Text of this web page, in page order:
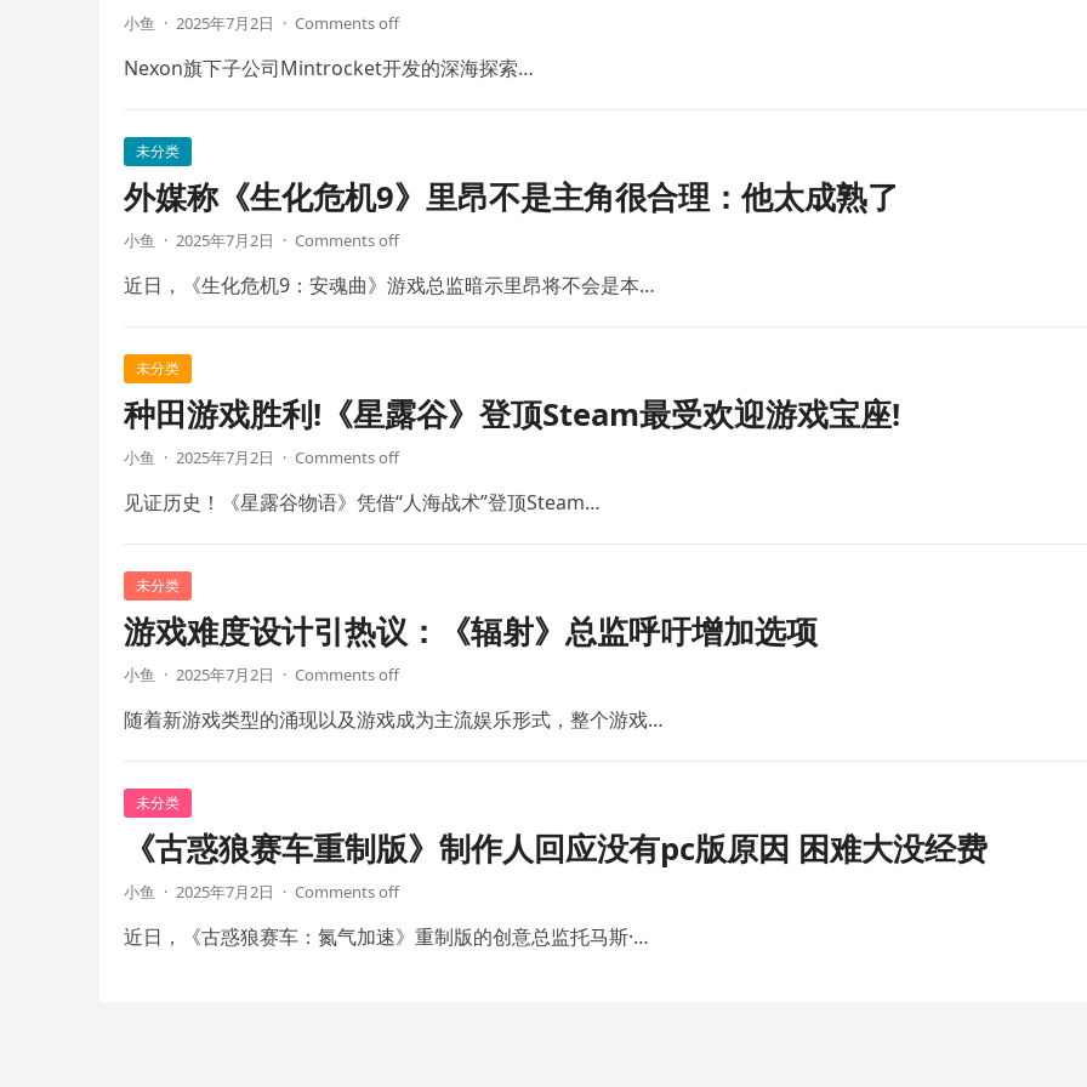
小鱼 · 2025年7月2日 · Comments off
Nexon旗下子公司Mintrocket开发的深海探索…
未分类
外媒称《生化危机9》里昂不是主角很合理：他太成熟了
小鱼 · 2025年7月2日 · Comments off
近日，《生化危机9：安魂曲》游戏总监暗示里昂将不会是本…
未分类
种田游戏胜利!《星露谷》登顶Steam最受欢迎游戏宝座!
小鱼 · 2025年7月2日 · Comments off
见证历史！《星露谷物语》凭借“人海战术”登顶Steam…
未分类
游戏难度设计引热议：《辐射》总监呼吁增加选项
小鱼 · 2025年7月2日 · Comments off
随着新游戏类型的涌现以及游戏成为主流娱乐形式，整个游戏…
未分类
《古惑狼赛车重制版》制作人回应没有pc版原因 困难大没经费
小鱼 · 2025年7月2日 · Comments off
近日，《古惑狼赛车：氮气加速》重制版的创意总监托马斯·…